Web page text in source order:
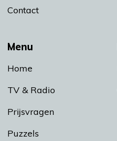
Menu
Home
TV & Radio
Prijsvragen
Puzzels
Contact